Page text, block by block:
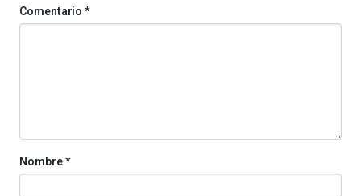
Comentario*
Nombre*